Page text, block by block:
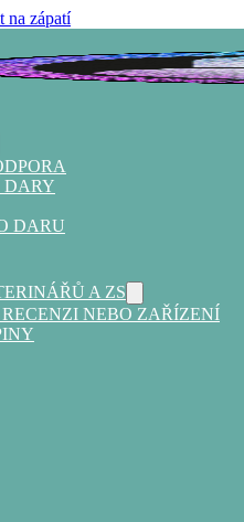
na zápatí
DARY
DARU
A ZS
NEBO ZAŘÍZENÍ